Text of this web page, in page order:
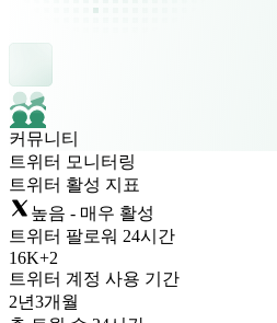
커뮤니티
트위터 모니터링
트위터 활성 지표
높음 - 매우 활성
트위터 팔로워 24시간
16K+2
트위터 계정 사용 기간
2년3개월